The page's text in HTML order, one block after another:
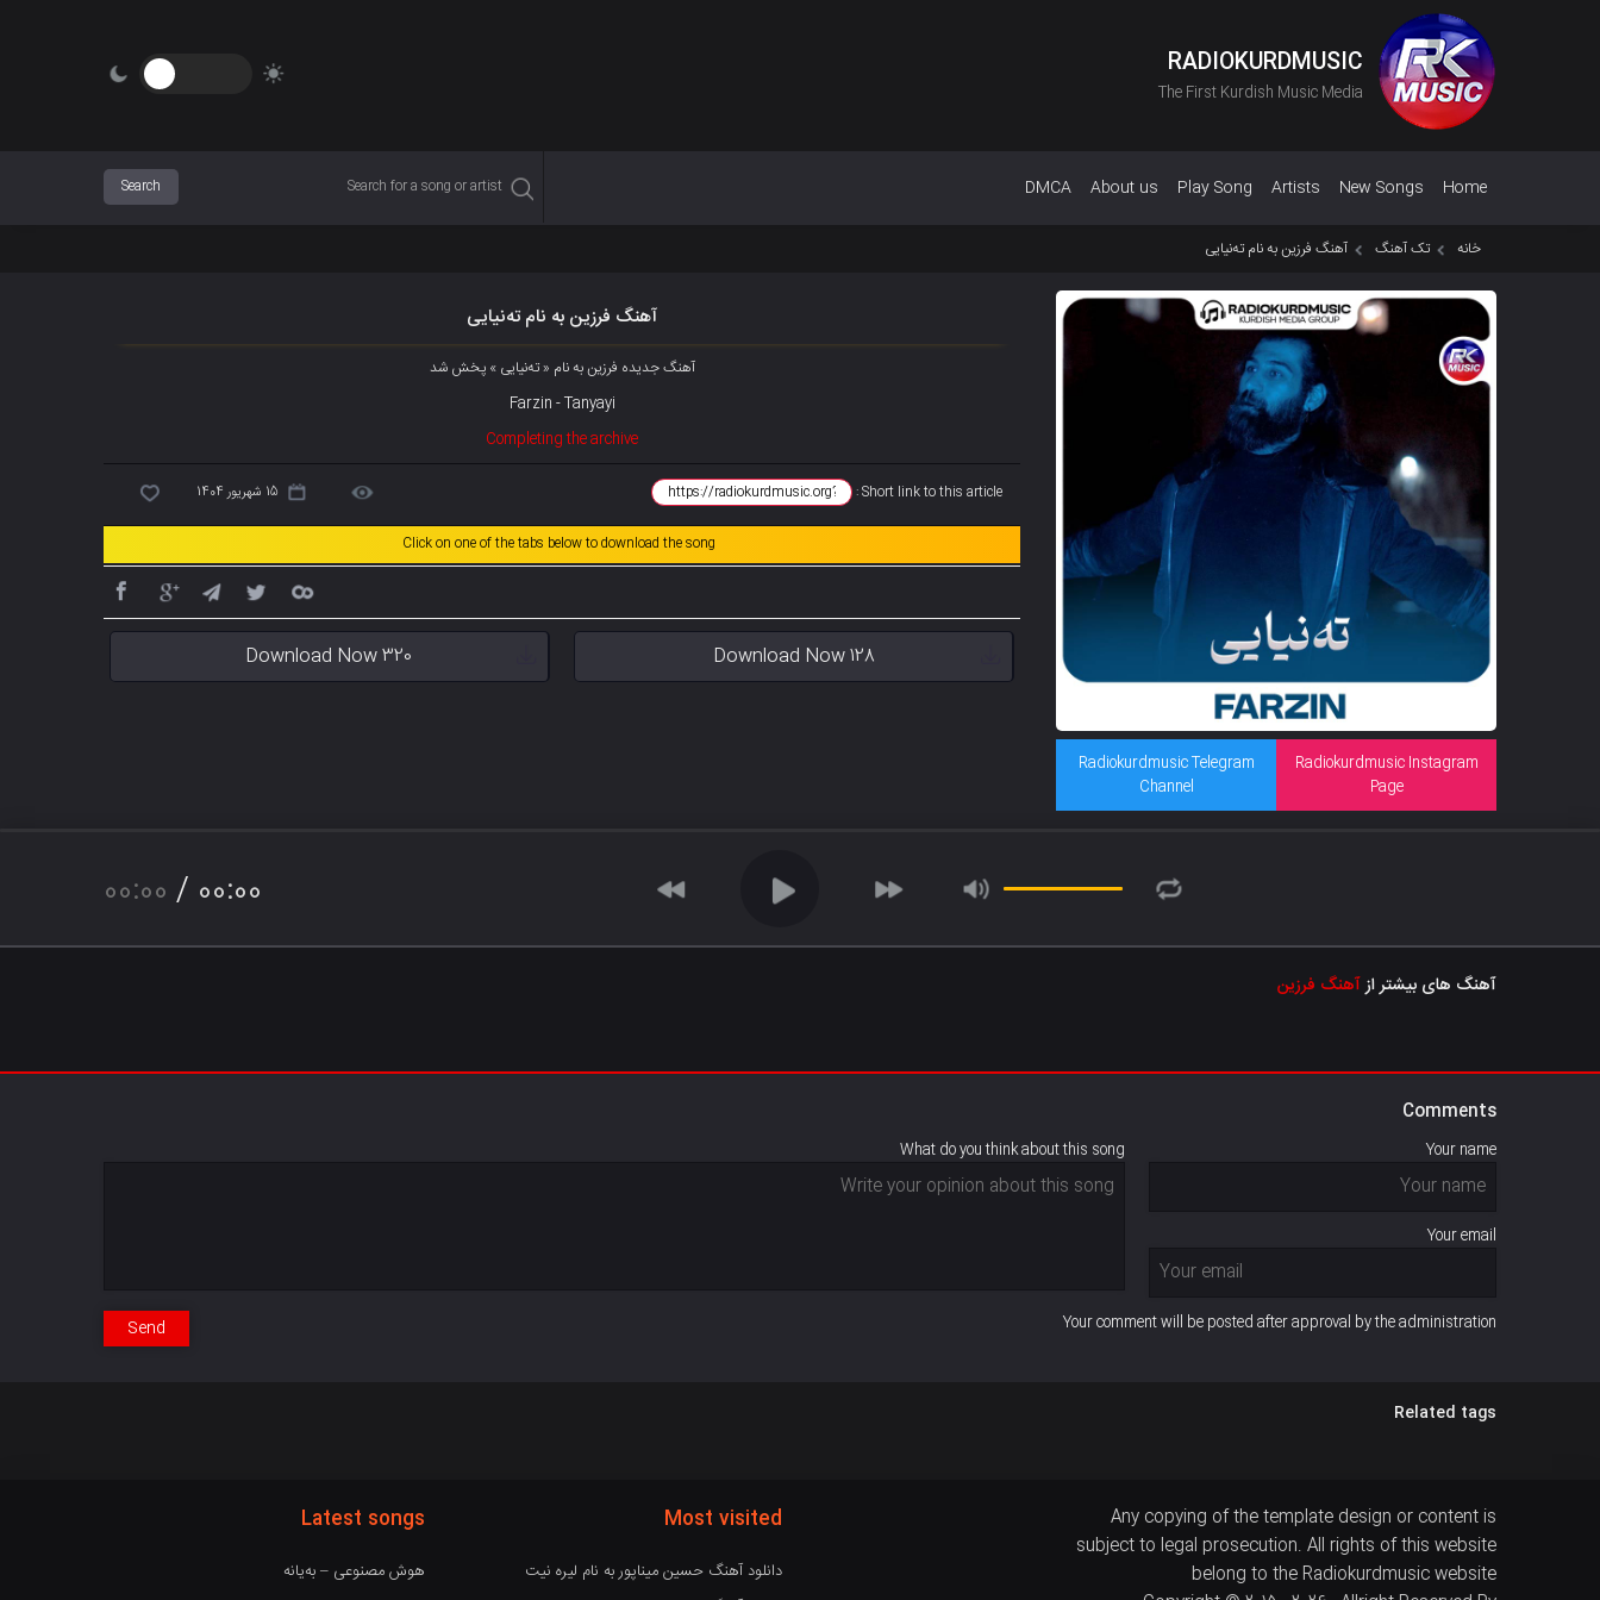
RADIOKURDMUSIC
The First Kurdish Music Media
Home
New Songs
Artists
Play Song
About us
DMCA
خانه تک آهنگ آهنگ فرزین به نام تەنیایی
Radiokurdmusic Instagram
Page
Radiokurdmusic Telegram
Channel
آهنگ فرزین به نام تەنیایی
آهنگ جدیده فرزین به نام « تەنیایی » پخش شد
Farzin - Tanyayi
Completing the archive
Short link to this article : 15 شهریور 1404
Click on one of the tabs below to download the song
Download Now 128
Download Now 320
00:00 / 00:00
آهنگ های بیشتر ازآهنگ فرزین
Comments
Your name
Your email
What do you think about this song
Your comment will be posted after approval by the administration
Send
Related tags
Any copying of the template design or content is
subject to legal prosecution. All rights of this website
belong to the Radiokurdmusic website
Most visited
دانلود آهنگ حسین میناپور به نام لیره نیت
Latest songs
هوش مصنوعی – بەیانە